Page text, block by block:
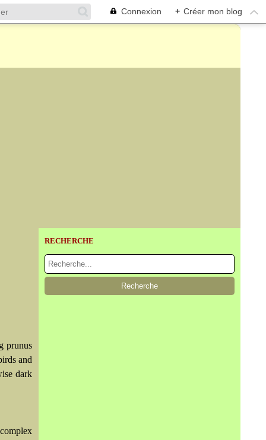
Connexion + Créer mon blog
prunus
and
dark
RECHERCHE